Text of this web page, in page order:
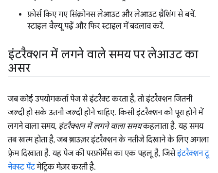
फ़ोर्स किए गए सिंक्रोनस लेआउट और लेआउट थ्रैशिंग से बचें.
स्टाइल वैल्यू पढ़ें और फिर स्टाइल में बदलाव करें.
इंटरैक्शन में लगने वाले समय पर लेआउट का
असर
जब कोई उपयोगकर्ता पेज से इंटरैक्ट करता है, तो इंटरैक्शन जितनी
जल्दी हो सके उतनी जल्दी होने चाहिए. किसी इंटरैक्शन को पूरा होने में
लगने वाला समय, इंटरैक्शन में लगने वाला समयकहलाता है. यह समय
तब खत्म होता है, जब ब्राउज़र इंटरैक्शन के नतीजे दिखाने के लिए अगला
फ़्रेम दिखाता है. यह पेज की परफ़ॉर्मेंस का एक पहलू है, जिसेइंटरैक्शन टू
नेक्स्ट पेंटमेट्रिक मेज़र करती है.